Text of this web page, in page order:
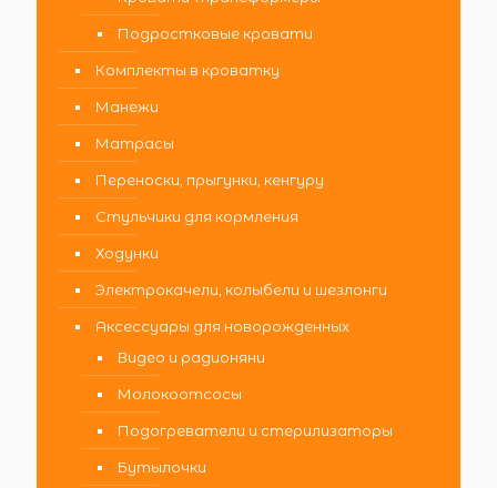
Подростковые кровати
Комплекты в кроватку
Манежи
Матрасы
Переноски, прыгунки, кенгуру
Стульчики для кормления
Ходунки
Электрокачели, колыбели и шезлонги
Аксессуары для новорожденных
Видео и радионяни
Молокоотсосы
Подогреватели и стерилизаторы
Бутылочки